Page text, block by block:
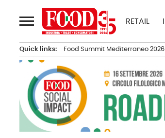
al
contenuto
RETAIL
Quick links: Food Summit Mediterraneo 2026